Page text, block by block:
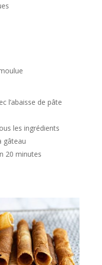
l’abaisse de pâte
les ingrédients
gâteau
20 minutes